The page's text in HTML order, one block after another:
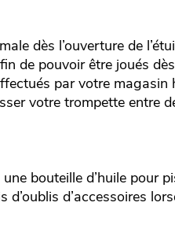
dès l’ouverture de
de pouvoir être joués
par votre magasin
votre trompette entre
bouteille d’huile pour
d’oublis d’accessoires